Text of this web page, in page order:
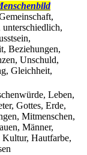
unterschiedlich,
Beziehungen,
Unschuld,
Gleichheit,
Leben,
Gottes, Erde,
Mitmenschen,
Männer,
Hautfarbe,